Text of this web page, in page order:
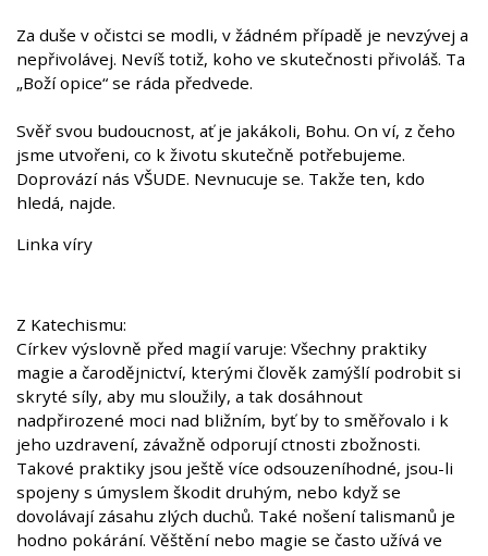
Za duše v očistci se modli, v žádném případě je nevzývej a
nepřivolávej. Nevíš totiž, koho ve skutečnosti přivoláš. Ta
„Boží opice“ se ráda předvede.
Svěř svou budoucnost, ať je jakákoli, Bohu. On ví, z čeho
jsme utvořeni, co k životu skutečně potřebujeme.
Doprovází nás VŠUDE. Nevnucuje se. Takže ten, kdo
hledá, najde.
Linka víry
Z Katechismu:
Církev výslovně před magií varuje: Všechny praktiky
magie a čarodějnictví, kterými člověk zamýšlí podrobit si
skryté síly, aby mu sloužily, a tak dosáhnout
nadpřirozené moci nad bližním, byť by to směřovalo i k
jeho uzdravení, závažně odporují ctnosti zbožnosti.
Takové praktiky jsou ještě více odsouzeníhodné, jsou-li
spojeny s úmyslem škodit druhým, nebo když se
dovolávají zásahu zlých duchů. Také nošení talismanů je
hodno pokárání. Věštění nebo magie se často užívá ve